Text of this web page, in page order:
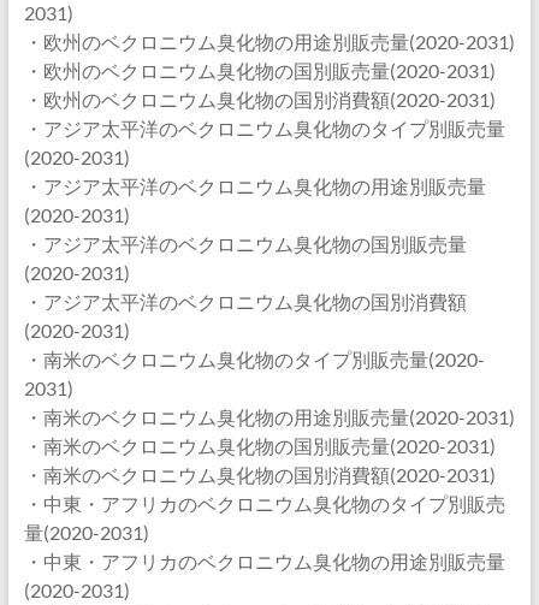
2031)
・欧州のベクロニウム臭化物の用途別販売量(2020-2031)
・欧州のベクロニウム臭化物の国別販売量(2020-2031)
・欧州のベクロニウム臭化物の国別消費額(2020-2031)
・アジア太平洋のベクロニウム臭化物のタイプ別販売量
(2020-2031)
・アジア太平洋のベクロニウム臭化物の用途別販売量
(2020-2031)
・アジア太平洋のベクロニウム臭化物の国別販売量
(2020-2031)
・アジア太平洋のベクロニウム臭化物の国別消費額
(2020-2031)
・南米のベクロニウム臭化物のタイプ別販売量(2020-
2031)
・南米のベクロニウム臭化物の用途別販売量(2020-2031)
・南米のベクロニウム臭化物の国別販売量(2020-2031)
・南米のベクロニウム臭化物の国別消費額(2020-2031)
・中東・アフリカのベクロニウム臭化物のタイプ別販売
量(2020-2031)
・中東・アフリカのベクロニウム臭化物の用途別販売量
(2020-2031)